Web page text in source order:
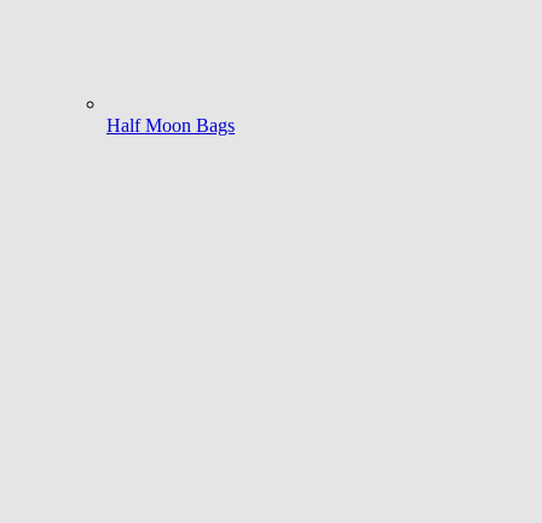
Half Moon Bags